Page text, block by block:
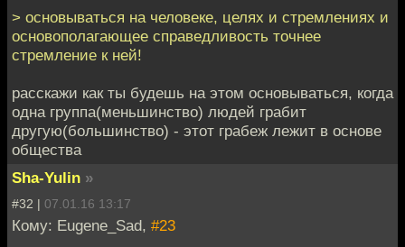
> основываться на человеке, целях и стремлениях и
основополагающее справедливость точнее
стремление к ней!
расскажи как ты будешь на этом основываться, когда
одна группа(меньшинство) людей грабит
другую(большинство) - этот грабеж лежит в основе
общества
Sha-Yulin »
#32 | 07.01.16 13:17
Кому: Eugene_Sad, #23